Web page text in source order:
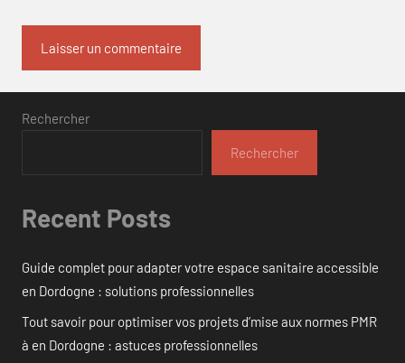
Rechercher
Rechercher
Recent Posts
Guide complet pour adapter votre espace sanitaire accessible
en Dordogne : solutions professionnelles
Tout savoir pour optimiser vos projets d’mise aux normes PMR
à en Dordogne : astuces professionnelles